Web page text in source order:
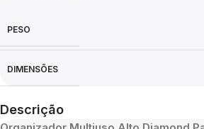
PESO
DIMENSÕES
Descrição